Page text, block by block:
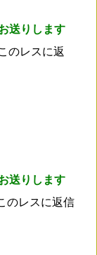
送りします
のレスに返
送りします
のレスに返信